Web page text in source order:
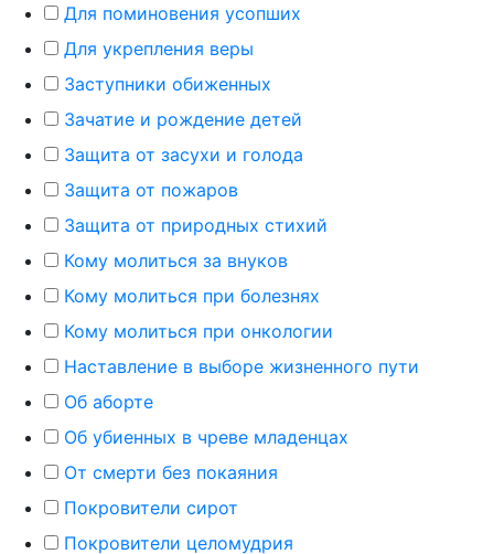
Для поминовения усопших
Для укрепления веры
Заступники обиженных
Зачатие и рождение детей
Защита от засухи и голода
Защита от пожаров
Защита от природных стихий
Кому молиться за внуков
Кому молиться при болезнях
Кому молиться при онкологии
Наставление в выборе жизненного пути
Об аборте
Об убиенных в чреве младенцах
От смерти без покаяния
Покровители сирот
Покровители целомудрия